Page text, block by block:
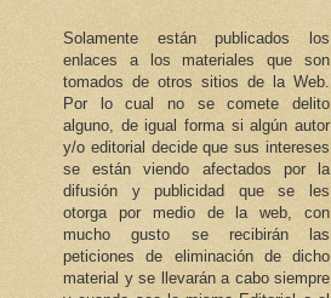
Solamente están publicados los
enlaces a los materiales que son
tomados de otros sitios de la Web.
Por lo cual no se comete delito
alguno, de igual forma si algún autor
y/o editorial decide que sus intereses
se están viendo afectados por la
difusión y publicidad que se les
otorga por medio de la web, con
mucho gusto se recibirán las
peticiones de eliminación de dicho
material y se llevarán a cabo siempre